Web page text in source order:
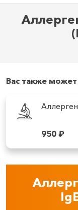
Вас также может
950₽